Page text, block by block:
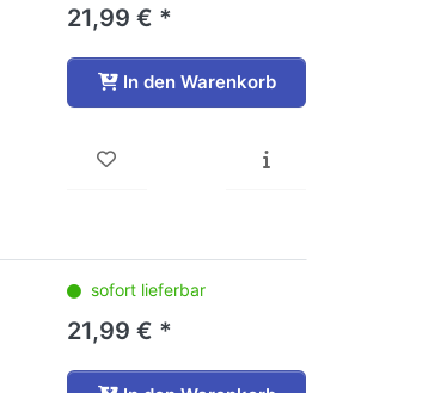
21,99 € *
In den Warenkorb
sofort lieferbar
21,99 € *